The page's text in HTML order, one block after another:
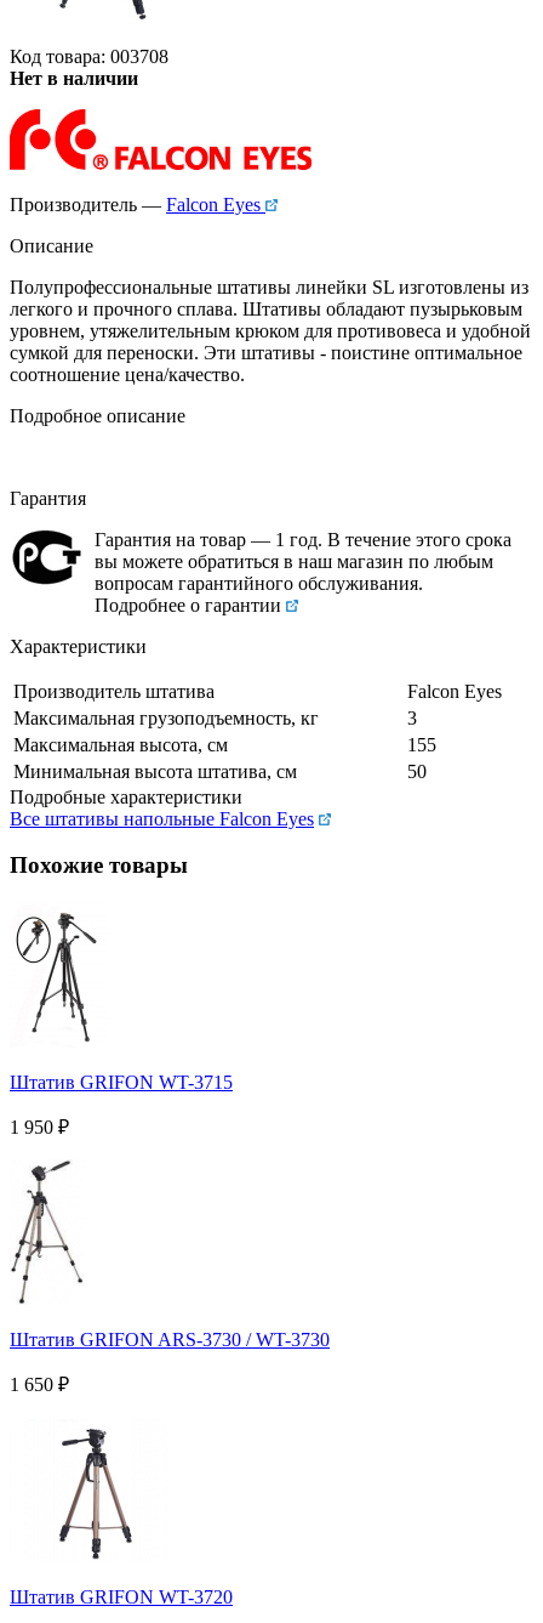
Код товара: 003708
Нет в наличии
Производитель — Falcon Eyes
Описание
Полупрофессиональные штативы линейки SL изготовлены из
легкого и прочного сплава. Штативы обладают пузырьковым
уровнем, утяжелительным крюком для противовеса и удобной
сумкой для переноски. Эти штативы - поистине оптимальное
соотношение цена/качество.
Подробное описание
Гарантия
Гарантия на товар — 1 год. В течение этого срока
вы можете обратиться в наш магазин по любым
вопросам гарантийного обслуживания.
Подробнее о гарантии
Характеристики
Производитель штатива
Falcon Eyes
Максимальная грузоподъемность, кг
3
Максимальная высота, см
155
Минимальная высота штатива, см
50
Подробные характеристики
Все штативы напольные Falcon Eyes
Похожие товары
Штатив GRIFON WT-3715
1 950 ₽
Штатив GRIFON ARS-3730 / WT-3730
1 650 ₽
Штатив GRIFON WT-3720